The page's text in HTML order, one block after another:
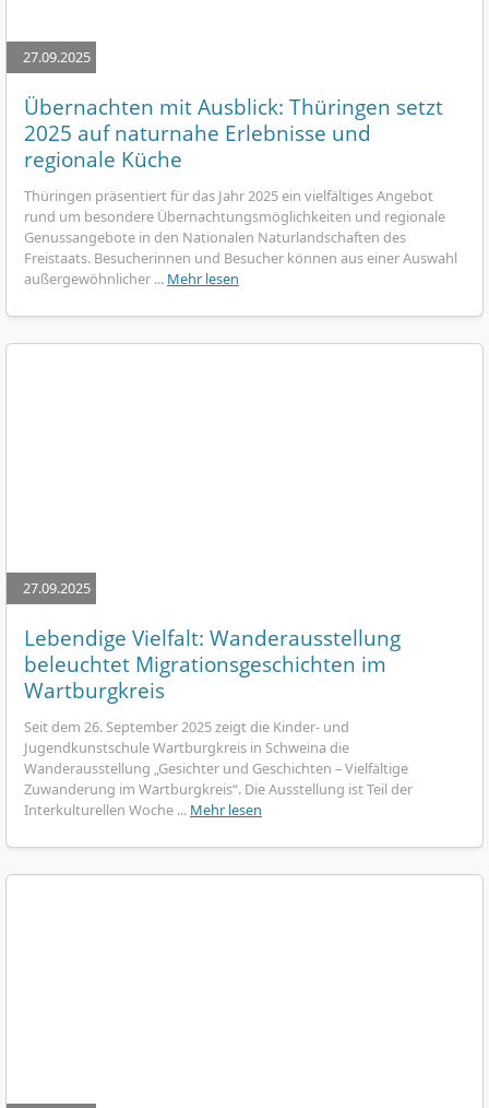
27.09.2025
Übernachten mit Ausblick: Thüringen setzt
2025 auf naturnahe Erlebnisse und
regionale Küche
Thüringen präsentiert für das Jahr 2025 ein vielfältiges Angebot
rund um besondere Übernachtungsmöglichkeiten und regionale
Genussangebote in den Nationalen Naturlandschaften des
Freistaats. Besucherinnen und Besucher können aus einer Auswahl
außergewöhnlicher ... Mehr lesen
27.09.2025
Lebendige Vielfalt: Wanderausstellung
beleuchtet Migrationsgeschichten im
Wartburgkreis
Seit dem 26. September 2025 zeigt die Kinder- und
Jugendkunstschule Wartburgkreis in Schweina die
Wanderausstellung „Gesichter und Geschichten – Vielfältige
Zuwanderung im Wartburgkreis“. Die Ausstellung ist Teil der
Interkulturellen Woche ... Mehr lesen